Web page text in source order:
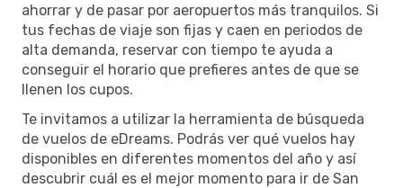
ahorrar y de pasar por aeropuertos más tranquilos. Si
tus fechas de viaje son fijas y caen en periodos de
alta demanda, reservar con tiempo te ayuda a
conseguir el horario que prefieres antes de que se
llenen los cupos.
Te invitamos a utilizar la herramienta de búsqueda
de vuelos de eDreams. Podrás ver qué vuelos hay
disponibles en diferentes momentos del año y así
descubrir cuál es el mejor momento para ir de San